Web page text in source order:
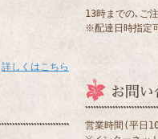
詳しくはこちら
13時までの､ご
※配達日時指定
営業時間(平日